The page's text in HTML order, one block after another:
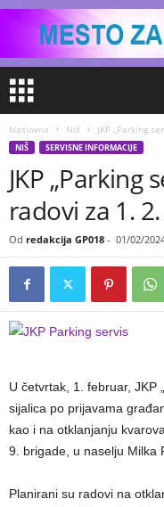
Naslovna Niš JKP „Parking
NIŠ SERVISNE INFORMACIJE
JKP „Parking
radovi za 1.
Od redakcija GP018 - 01/02/
U četvrtak, 1. februar, JKP
sijalica po prijavama
kao i na otklanjanju
9. brigade, u naselju Milka
Planirani su radovi na